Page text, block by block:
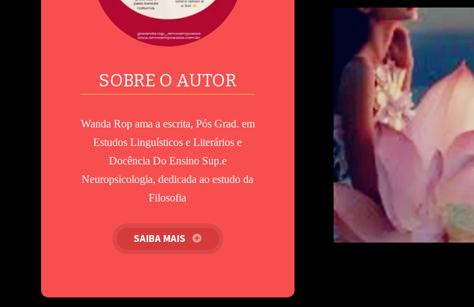
SOBRE O AUTOR
Wanda Rop ama a escrita, Pós Grad. em
Estudos Linguísticos e Literários e
Docência Do Ensino Sup.e
Neuropsicologia, dedicada ao estudo da
Filosofia
SAIBA MAIS